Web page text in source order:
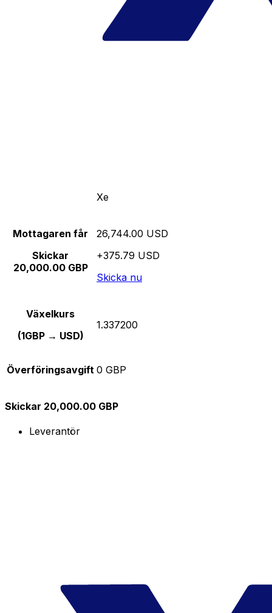
Xe
Mottagaren får
Skickar
20,000.00 GBP
26,744.00 USD
+375.79 USD
Skicka nu
Växelkurs
(1GBP → USD)
1.337200
Överföringsavgift 0 GBP
Skickar 20,000.00 GBP
Leverantör